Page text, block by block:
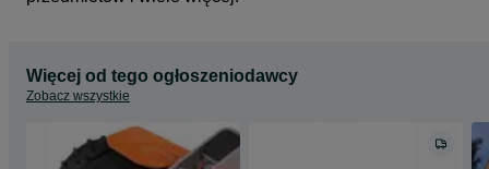
WR202E
DODATKOWO DO KAŻDEJ KOSIARKI DORZUCAM NOWY
CHRONIĄCY PAŃSTWA KOSIARKĘ PRZED NIESPRZYJAJĄCYMI
GARAŻ JEST KOMPATYBILNY ZE WSZYSTKIMI MODELAMI
KOSIAREK WORX VISION.
Więcej od tego ogłoszeniodawcy
Zobacz wszystkie